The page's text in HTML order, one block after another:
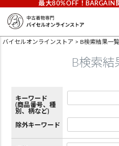
最大80%OFF！
バイセルオンラインストア B検索結果一覧
B検索結
キーワード
(商品番号、種
別、柄など)
除外キーワード